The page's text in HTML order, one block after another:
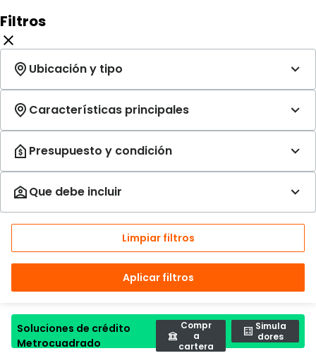
Filtros
Limpiar filtros
Aplicar filtros
Soluciones de crédito
Metrocuadrado
Compr
a
cartera
Simula
dores